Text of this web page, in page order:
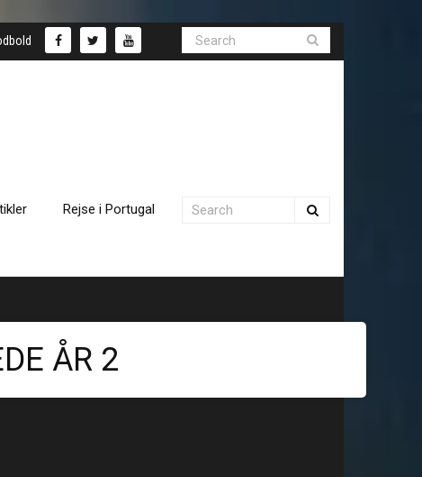
Rejse i Portugal
ÅR 2